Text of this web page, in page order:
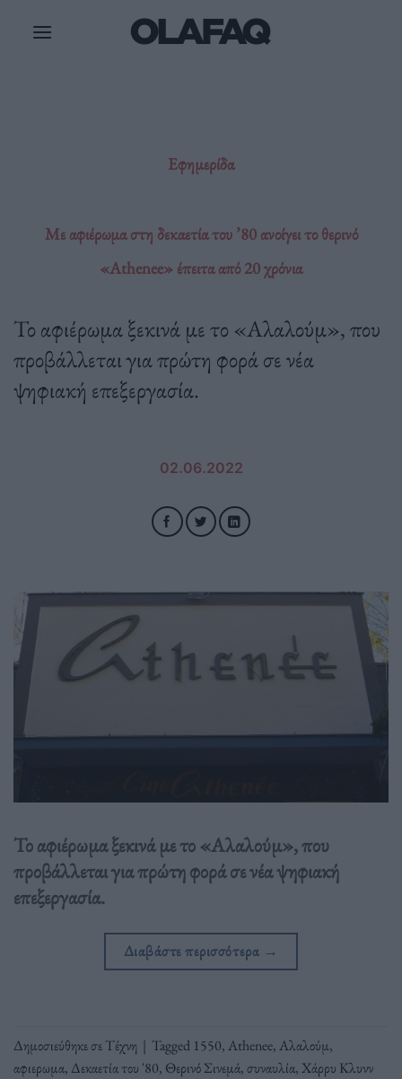
Εφημερίδα
Με αφιέρωμα στη δεκαετία του ’80 ανοίγει το θερινό
«Αthenee» έπειτα από 20 χρόνια
Το αφιέρωμα ξεκινά με το «Αλαλούμ», που
προβάλλεται για πρώτη φορά σε νέα
ψηφιακή επεξεργασία.
02.06.2022
Το αφιέρωμα ξεκινά με το «Αλαλούμ», που
προβάλλεται για πρώτη φορά σε νέα ψηφιακή
επεξεργασία.
Διαβάστε περισσότερα →
Δημοσιεύθηκε σεΤέχνη | Tagged 1550,Athenee,Αλαλούμ,
αφιερωμα, Δεκαετία του '80, Θερινό Σινεμά,συναυλία,Χάρρυ Κλυνν